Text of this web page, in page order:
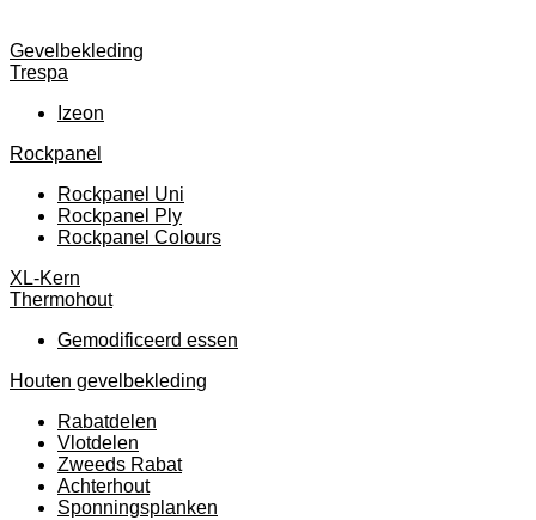
Gevelbekleding
Trespa
Izeon
Rockpanel
Rockpanel Uni
Rockpanel Ply
Rockpanel Colours
XL-Kern
Thermohout
Gemodificeerd essen
Houten gevelbekleding
Rabatdelen
Vlotdelen
Zweeds Rabat
Achterhout
Sponningsplanken